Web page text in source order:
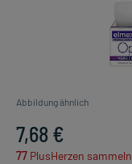
Abbildung ähnlich
7,68 €
77 PlusHerzen sammeln